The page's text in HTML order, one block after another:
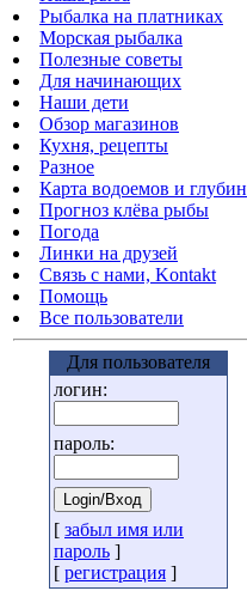
Рыбалка на платниках
Морская рыбалка
Полезные советы
Для начинающих
Наши дети
Обзор магазинов
Кухня, рецепты
Разное
Карта водоемов и глубин
Прогноз клёва рыбы
Погода
Линки на друзей
Связь с нами, Kontakt
Помощь
Все пользователи
Для пользователя
логин:
пароль:
[ забыл имя или
пароль ]
[ регистрация ]